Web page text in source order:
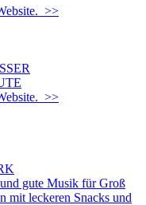
>>
>>
gute Musik für Groß
mit leckeren Snacks und